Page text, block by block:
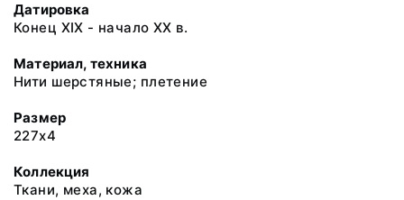
Датировка
Конец ХIХ - начало ХХ в.
Материал, техника
Нити шерстяные; плетение
Размер
227х4
Коллекция
Ткани, меха, кожа